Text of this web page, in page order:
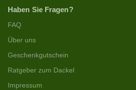
Haben Sie Fragen?
FAQ
Über uns
Geschenkgutschein
Ratgeber zum Dackel
Impressum